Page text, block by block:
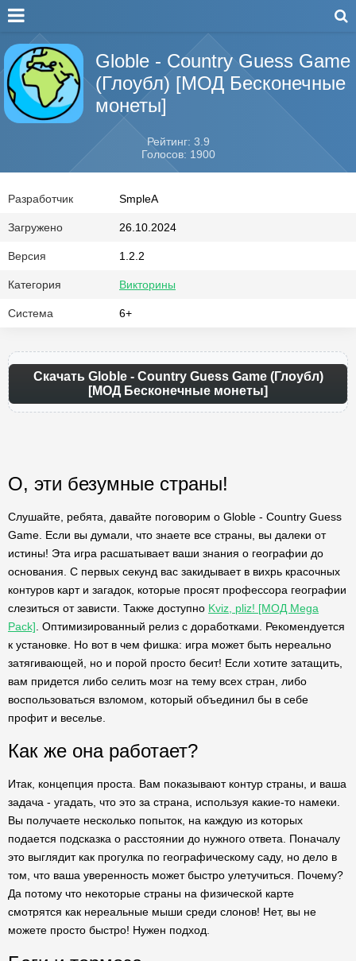
Globle - Country Guess Game
(Глоубл) [МОД Бесконечные
монеты]
Рейтинг: 3.9
Голосов: 1900
Разработчик SmpleA
Загружено 26.10.2024
Версия 1.2.2
Категория Викторины
Система 6+
Скачать Globle - Country Guess Game (Глоубл)
[МОД Бесконечные монеты]
О, эти безумные страны!
Слушайте, ребята, давайте поговорим о Globle - Country Guess
Game. Если вы думали, что знаете все страны, вы далеки от
истины! Эта игра расшатывает ваши знания о географии до
основания. С первых секунд вас закидывает в вихрь красочных
контуров карт и загадок, которые просят профессора географии
слезиться от зависти. Также доступно Kviz, pliz! [МОД Mega
Pack] . Оптимизированный релиз с доработками. Рекомендуется
к установке. Но вот в чем фишка: игра может быть нереально
затягивающей, но и порой просто бесит! Если хотите затащить,
вам придется либо селить мозг на тему всех стран, либо
воспользоваться взломом, который объединил бы в себе
профит и веселье.
Как же она работает?
Итак, концепция проста. Вам показывают контур страны, и ваша
задача - угадать, что это за страна, используя какие-то намеки.
Вы получаете несколько попыток, на каждую из которых
подается подсказка о расстоянии до нужного ответа. Поначалу
это выглядит как прогулка по географическому саду, но дело в
том, что ваша уверенность может быстро улетучиться. Почему?
Да потому что некоторые страны на физической карте
смотрятся как нереальные мыши среди слонов! Нет, вы не
можете просто быстро! Нужен подход.